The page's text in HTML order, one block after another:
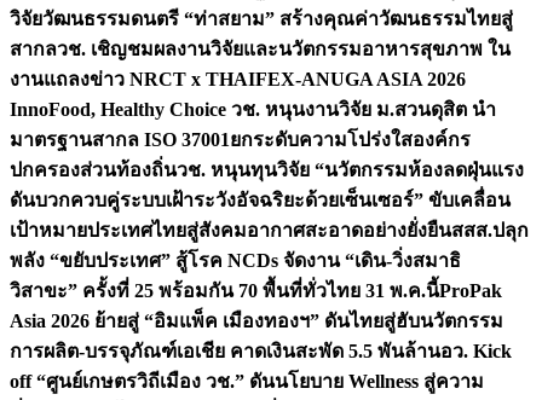
วิจัยวัฒนธรรมดนตรี “ท่าสยาม” สร้างคุณค่าวัฒนธรรมไทยสู่
สากลวช. เชิญชมผลงานวิจัยและนวัตกรรมอาหารสุขภาพ ใน
งานแถลงข่าว NRCT x THAIFEX-ANUGA ASIA 2026
InnoFood, Healthy Choice วช. หนุนงานวิจัย ม.สวนดุสิต นำ
มาตรฐานสากล ISO 37001ยกระดับความโปร่งใสองค์กร
ปกครองส่วนท้องถิ่นวช. หนุนทุนวิจัย “นวัตกรรมห้องลดฝุ่นแรง
ดันบวกควบคู่ระบบเฝ้าระวังอัจฉริยะด้วยเซ็นเซอร์” ขับเคลื่อน
เป้าหมายประเทศไทยสู่สังคมอากาศสะอาดอย่างยั่งยืนสสส.ปลุก
พลัง “ขยับประเทศ” สู้โรค NCDs จัดงาน “เดิน-วิ่งสมาธิ
วิสาขะ” ครั้งที่ 25 พร้อมกัน 70 พื้นที่ทั่วไทย 31 พ.ค.นี้ProPak
Asia 2026 ย้ายสู่ “อิมแพ็ค เมืองทองฯ” ดันไทยสู่ฮับนวัตกรรม
การผลิต-บรรจุภัณฑ์เอเชีย คาดเงินสะพัด 5.5 พันล้านอว. Kick
off “ศูนย์เกษตรวิถีเมือง วช.” ดันนโยบาย Wellness สู่ความ